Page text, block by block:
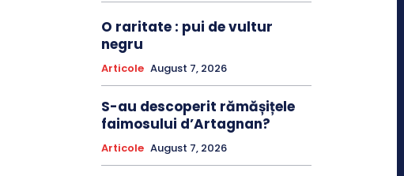
O raritate : pui de vultur
negru
Articole August 7, 2026
S-au descoperit rămășițele
faimosului d’Artagnan?
Articole August 7, 2026